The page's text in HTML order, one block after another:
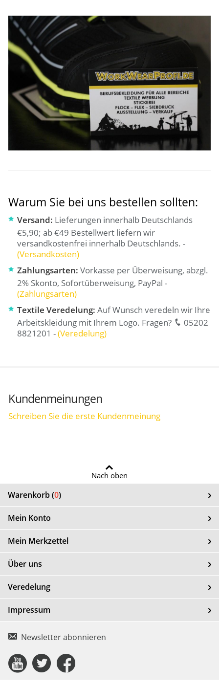
Warum Sie bei uns bestellen sollten:
Versand: Lieferungen innerhalb Deutschlands
€5,90; ab €49 Bestellwert liefern wir
versandkostenfrei innerhalb Deutschlands. -
(Versandkosten)
Zahlungsarten:Vorkasse per Überweisung, abzgl.
2% Skonto, Sofortüberweisung, PayPal -
(Zahlungsarten)
Textile Veredelung:Auf Wunsch veredeln wir Ihre
Arbeitskleidung mit Ihrem Logo. Fragen?
05202
8821201 -(Veredelung)
Kundenmeinungen
Schreiben Sie die erste Kundenmeinung
Nach oben
Warenkorb (0)
Mein Konto
Mein Merkzettel
Über uns
Veredelung
Impressum
Newsletter abonnieren
ConnectConnect
Connect